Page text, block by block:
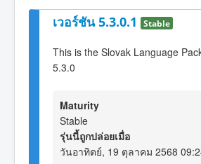
เวอร์ชัน 5.3.0.1 Stable
This is the Slovak Language
5.3.0
Maturity
Stable
รุ่นนี้ถูกปล่อยเมื่อ
วันอาทิตย์, 19 ตุลาคม 2568